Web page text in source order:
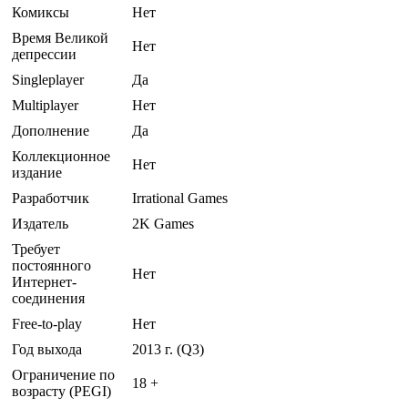
Комиксы
Нет
Время Великой
депрессии
Нет
Singleplayer
Да
Multiplayer
Нет
Дополнение
Да
Коллекционное
издание
Нет
Разработчик
Irrational Games
Издатель
2K Games
Требует
постоянного
Интернет-
соединения
Нет
Free-to-play
Нет
Год выхода
2013 г. (Q3)
Ограничение по
возрасту (PEGI)
18 +